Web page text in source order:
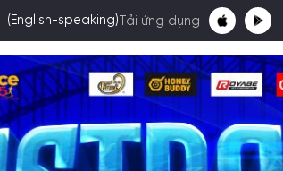
(English-speaking) Tải ứng dụng